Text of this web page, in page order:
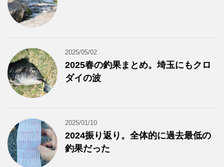
2025/05/02
2025春の釣果まとめ。埼玉にもクロ
ダイの波
2025/01/10
2024振り返り。全体的に過去最低の
釣果だった